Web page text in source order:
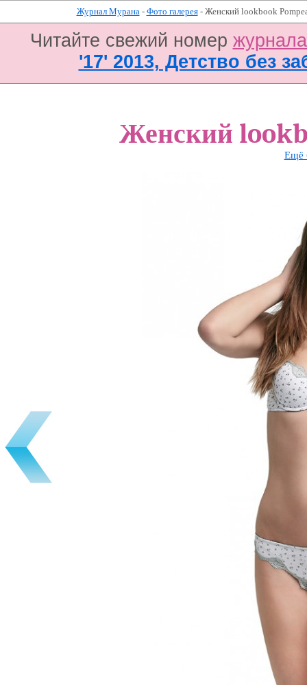
Журнал Мурана- Фото галерея- Женский lookbook
Читайте свежий номер
'17' 2013, Детство без
Женский
Ещё